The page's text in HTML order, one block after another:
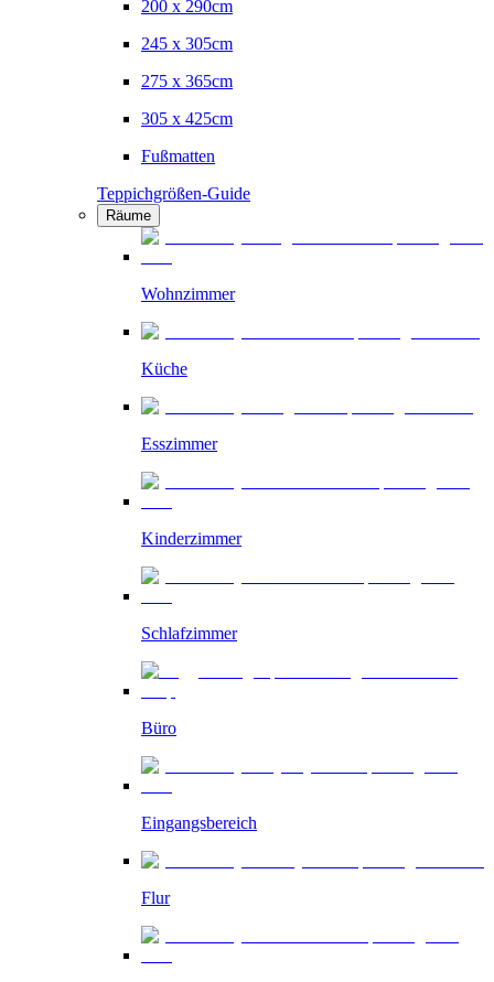
200 x 290cm
245 x 305cm
275 x 365cm
305 x 425cm
Fußmatten
Teppichgrößen-Guide
Räume
Wohnzimmer
Küche
Esszimmer
Kinderzimmer
Schlafzimmer
Büro
Eingangsbereich
Flur